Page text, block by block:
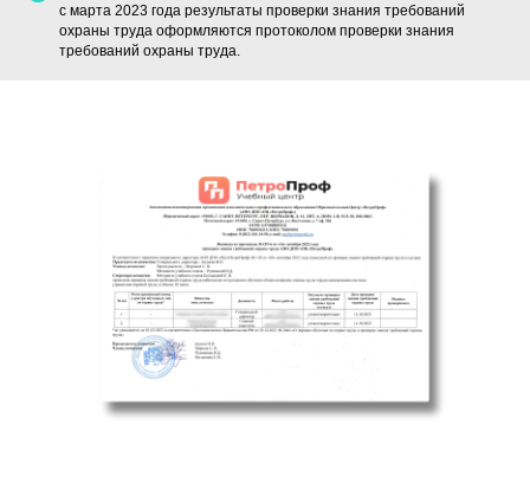
с марта 2023 года результаты проверки знания требований
охраны труда оформляются протоколом проверки знания
требований охраны труда.